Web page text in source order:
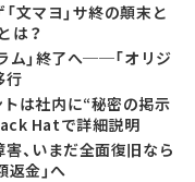
文マヨ」サ終の顛末と
は？
ム」終了へ──「オリジ
行
は社内に“秘密の掲示
Hatで詳細説明
、いまだ全面復旧なら
金」へ